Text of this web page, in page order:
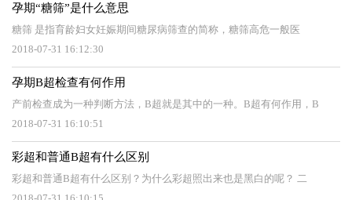
孕期“糖筛”是什么意思
糖筛 是指育龄妇女妊娠期间糖尿病筛查的简称，糖筛高危一般医
2018-07-31 16:12:30
孕期B超检查有何作用
产前检查成为一种判断方法，B超就是其中的一种。B超有何作用，B
2018-07-31 16:10:51
彩超和普通B超有什么区别
彩超和普通B超有什么区别？为什么彩超照出来也是黑白的呢？ 二